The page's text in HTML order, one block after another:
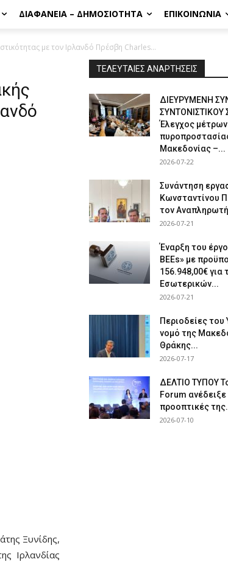
ΔΙΑΦΆΝΕΙΑ – ΔΗΜΟΣΙΌΤΗΤΑ ΕΠΙΚΟΙΝΩΝΊΑ
με τον Ιρλανδό Πρέσβη Charles...
Ξυνίδης,
Ιρλανδίας
ΤΕΛΕΥΤΑΙΕΣ ΑΝΑΡΤΗΣΕΙΣ
ΔΙΕΥΡΥΜΕΝΗ
ΣΥΝΤΟΝΙΣΤΙΚΟΥ
Έλεγχος μέτρων
Μακεδονίας –...
2026-07-22
Συνάντηση
Κωνσταντίνου
τον
2026-07-21
Έναρξη του
BEEs» με
156.948,00€ για
Εσωτερικών...
2026-07-21
Περιοδείες
νομό της
Θράκης...
2026-07-17
ΔΕΛΤΙΟ ΤΥΠΟΥ
Forum ανέδειξε
προοπτικές
2026-07-10